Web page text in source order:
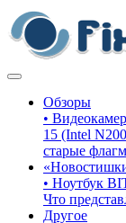
Обзоры
•
15 (Intel
старые
• Ноутбук
Что
Другое